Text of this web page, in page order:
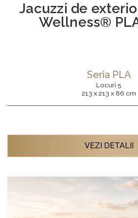
Jacuzzi de
Wellness®
Seria PLA
Locuri 5
213 x 213 x 86 cm
VEZI DETALII